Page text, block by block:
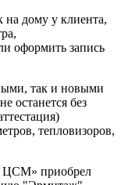
на дому у клиента,
оформить запись
так и новыми
останется без
тепловизоров,
ЦСМ» приобрел